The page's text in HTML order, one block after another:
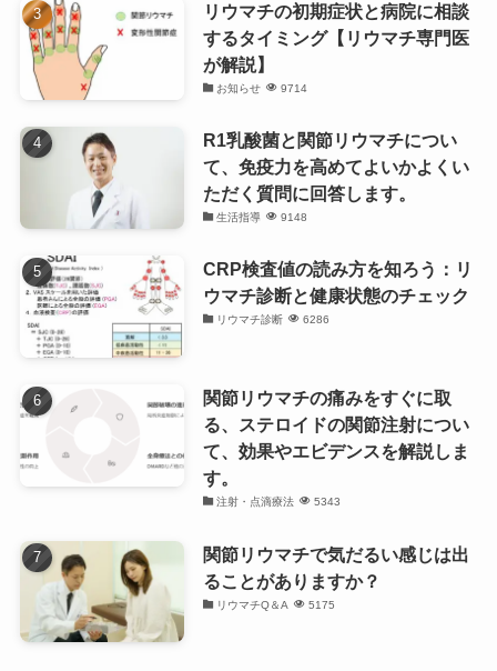
リウマチの初期症状と病院に相談
するタイミング【リウマチ専門医
が解説】
お知らせ 9714
R1乳酸菌と関節リウマチについ
て、免疫力を高めてよいかよくい
ただく質問に回答します。
生活指導 9148
CRP検査値の読み方を知ろう：リ
ウマチ診断と健康状態のチェック
リウマチ診断 6286
関節リウマチの痛みをすぐに取
る、ステロイドの関節注射につい
て、効果やエビデンスを解説しま
す。
注射・点滴療法 5343
関節リウマチで気だるい感じは出
ることがありますか？
リウマチQ＆A 5175